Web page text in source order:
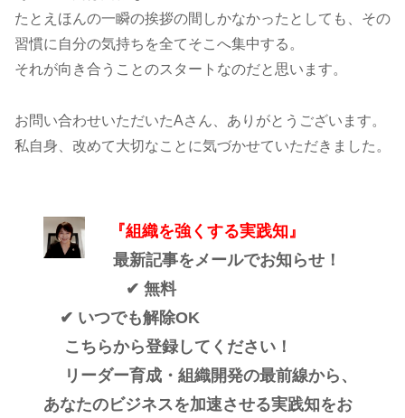
たとえほんの一瞬の挨拶の間しかなかったとしても、その
習慣に自分の気持ちを全てそこへ集中する。
それが向き合うことのスタートなのだと思います。
お問い合わせいただいたAさん、ありがとうございます。
私自身、改めて大切なことに気づかせていただきました。
『組織を強くする実践知』
最新記事をメールでお知らせ！
✔ 無料
✔ いつでも解除OK
こちらから登録してください！
リーダー育成・組織開発の最前線から、
あなたのビジネスを加速させる実践知をお